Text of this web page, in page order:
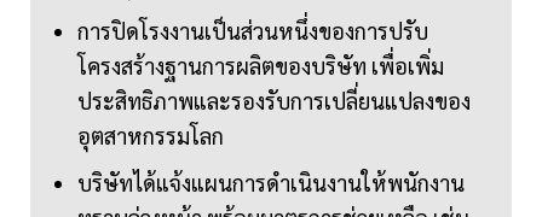
การปิดโรงงานเป็นส่วนหนึ่งของการปรับ
โครงสร้างฐานการผลิตของบริษัท เพื่อเพิ่ม
ประสิทธิภาพและรองรับการเปลี่ยนแปลงของ
อุตสาหกรรมโลก
บริษัทได้แจ้งแผนการดำเนินงานให้พนักงาน